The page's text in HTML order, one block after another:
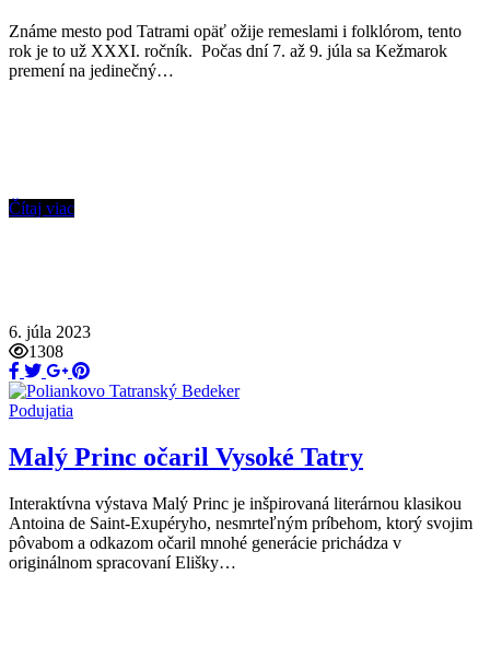
Známe mesto pod Tatrami opäť ožije remeslami i folklórom, tento
rok je to už XXXI. ročník. Počas dní 7. až 9. júla sa Kežmarok
premení na jedinečný…
Čítaj viac
6. júla 2023
1308
Podujatia
Malý Princ očaril Vysoké Tatry
Interaktívna výstava Malý Princ je inšpirovaná literárnou klasikou
Antoina de Saint-Exupéryho, nesmrteľným príbehom, ktorý svojim
pôvabom a odkazom očaril mnohé generácie prichádza v
originálnom spracovaní Elišky…